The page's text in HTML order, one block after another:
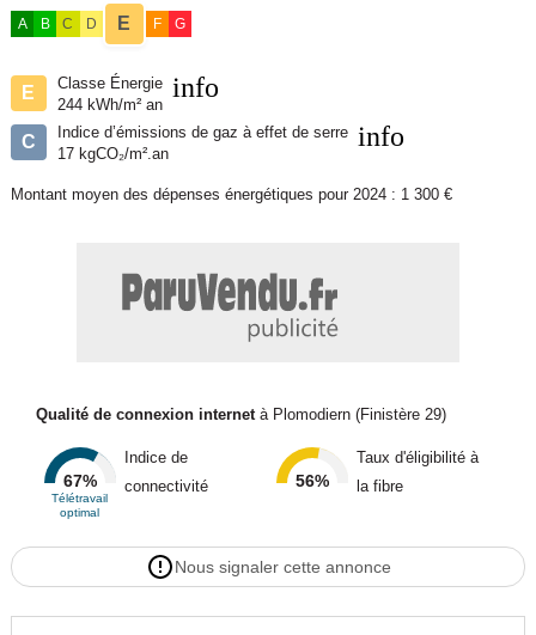
A B C D E F G
E
Classe Énergie
244 kWh/m² an
info
C
Indice d’émissions de gaz à effet de serre
17 kgCO₂/m².an
info
Montant moyen des dépenses énergétiques pour 2024 : 1 300 €
Qualité de connexion internetà Plomodiern (Finistère 29)
67%
Télétravail
optimal
Indice de
connectivité
56%
Taux d'éligibilité à
la fibre
Nous signaler cette annonce